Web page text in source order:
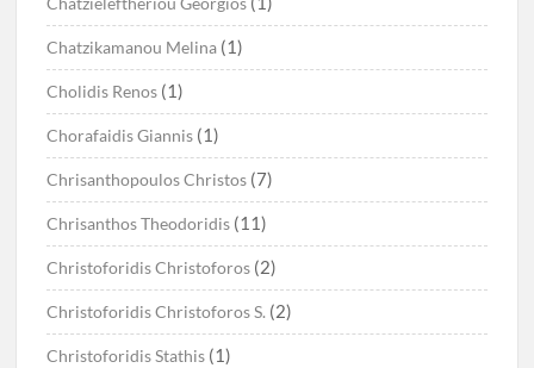
Chatzikamanou Melina (1)
Cholidis Renos (1)
Chorafaidis Giannis (1)
Chrisanthopoulos Christos (7)
Chrisanthos Theodoridis (11)
Christoforidis Christoforos (2)
Christoforidis Christoforos S. (2)
Christoforidis Stathis (1)